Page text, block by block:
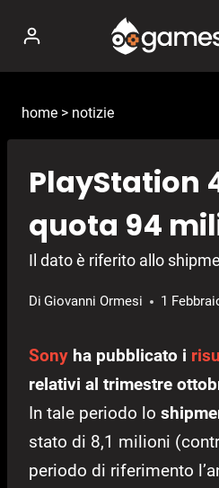
contenuto
home > notizie
PlayStation
quota 94
Il dato è riferito allo
Di Giovanni Ormesi 1
Sony ha pubblicato i
relativi al trimestre
In tale periodo lo
stato di 8,1 milioni
periodo di riferimento